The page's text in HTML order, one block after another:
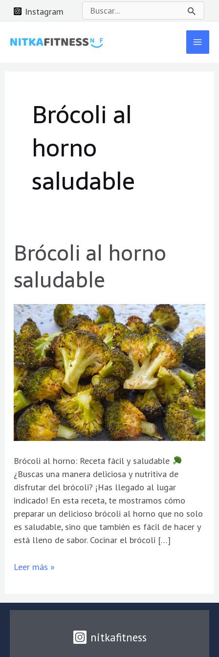
Instagram
Buscar
por:
Brócoli al
horno
saludable
Brócoli al horno
saludable
Brócoli al horno: Receta fácil y saludable
¿Buscas una manera deliciosa y nutritiva de
disfrutar del brócoli? ¡Has llegado al lugar
indicado! En esta receta, te mostramos cómo
preparar un delicioso brócoli al horno que no solo
es saludable, sino que también es fácil de hacer y
está lleno de sabor. Cocinar el brócoli […]
Brócoli
al
horno
saludable
Leer más »
nitkafitness